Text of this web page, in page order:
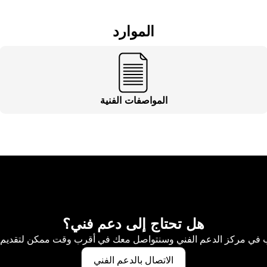
الموارد
المواصفات الفنية
هل تحتاج إلى دعم فني؟
في مركز الدعم الفني وسنتواصل معك في أقرب وقت ممكن
الاتصال بالدعم الفني